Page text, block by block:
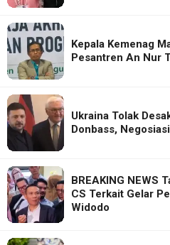
Kepala Kemenag
Pesantren An Nur
Ukraina Tolak
Donbass,
BREAKING NEWS
CS Terkait Gelar
Widodo